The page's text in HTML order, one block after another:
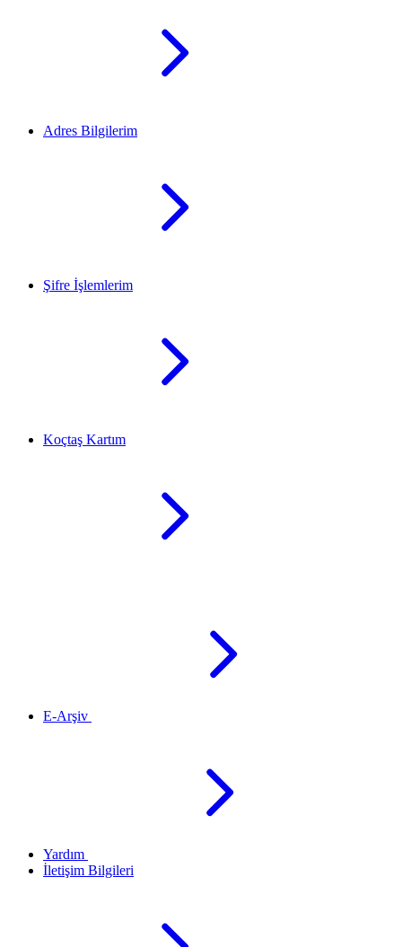
Adres Bilgilerim
Şifre İşlemlerim
Koçtaş Kartım
E-Arşiv
Yardım
İletişim Bilgileri